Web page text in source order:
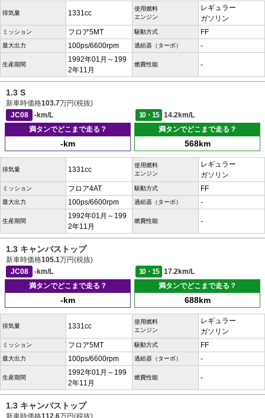
排気量 1331cc
使用燃料
エンジン
レギュラー
ガソリン
ミッション フロア5MT 駆動方式 FF
最大出力 100ps/6600rpm 過給器（ターボ） -
生産期間
1992年01月～199
2年11月
燃費性能 -
1.3 S
新車時価格103.7万円(税抜)
JC08
-km/L 10・15
14.2km/L
満タンでどこまで走る？
-km
満タンでどこまで走る？
568km
排気量 1331cc
使用燃料
エンジン
レギュラー
ガソリン
ミッション フロア4AT 駆動方式 FF
最大出力 100ps/6600rpm 過給器（ターボ） -
生産期間
1992年01月～199
2年11月
燃費性能 -
1.3 キャンバストップ
新車時価格105.1万円(税抜)
JC08
-km/L 10・15
17.2km/L
満タンでどこまで走る？
-km
満タンでどこまで走る？
688km
排気量 1331cc
使用燃料
エンジン
レギュラー
ガソリン
ミッション フロア5MT 駆動方式 FF
最大出力 100ps/6600rpm 過給器（ターボ） -
生産期間
1992年01月～199
2年11月
燃費性能 -
1.3 キャンバストップ